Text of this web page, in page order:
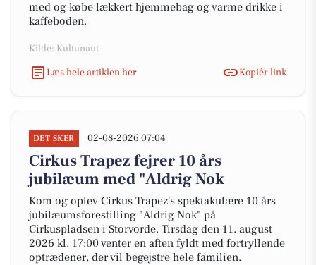
med og købe lækkert hjemmebag og varme drikke i
kaffeboden.
Kilde: Kultunaut
Læs hele artiklen her
Kopiér link
DET SKER 02-08-2026 07:04
Cirkus Trapez fejrer 10 års
jubilæum med "Aldrig Nok
Kom og oplev Cirkus Trapez's spektakulære 10 års
jubilæumsforestilling "Aldrig Nok" på
Cirkuspladsen i Storvorde. Tirsdag den 11. august
2026 kl. 17:00 venter en aften fyldt med fortryllende
optrædener, der vil begejstre hele familien.